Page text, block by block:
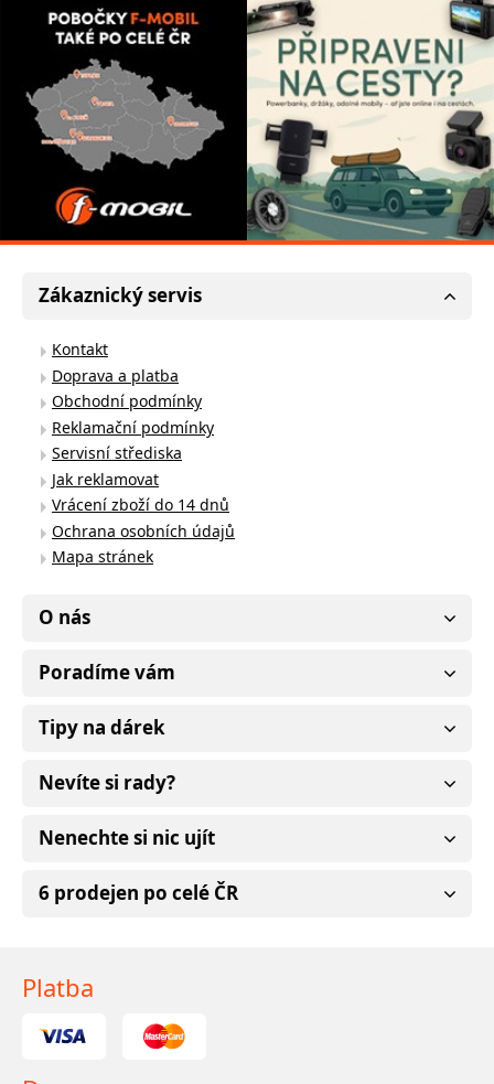
Zákaznický servis
Kontakt
Doprava a platba
Obchodní podmínky
Reklamační podmínky
Servisní střediska
Jak reklamovat
Vrácení zboží do 14 dnů
Ochrana osobních údajů
Mapa stránek
O nás
Poradíme vám
Tipy na dárek
Nevíte si rady?
Nenechte si nic ujít
6 prodejen po celé ČR
Platba